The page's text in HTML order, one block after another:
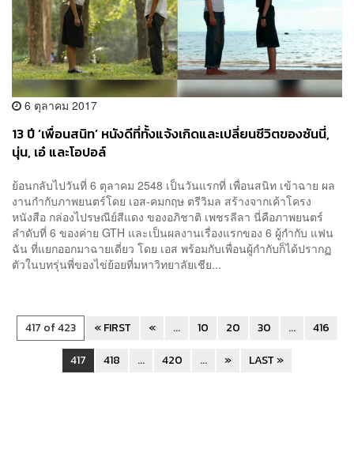
6 ตุลาคม 2017
13 ปี ‘เพื่อนสนิท’ หนังดีที่ทั้งแจ้งเกิดและเปลี่ยนชีวิตของซันนี่,
นุ่น, เอ๋ และโอปอล์
ย้อนกลับไปวันที่ 6 ตุลาคม 2548 เป็นวันแรกที่ เพื่อนสนิท เข้าฉาย ผล
งานกำกับภาพยนตร์โดย เอส-คมกฤษ ตรีวิมล สร้างจากเค้าโครง
หนังสือ กล่องไปรษณีย์สีแดง ของอภิชาติ เพชรลีลา นี่คือภาพยนตร์
ลำดับที่ 6 ของค่าย GTH และเป็นผลงานเรื่องแรกของ 6 ผู้กำกับ แฟน
ฉัน ที่แยกออกมาฉายเดี่ยว โดย เอส พร้อมกับเพื่อนผู้กำกับก็ได้ปรากฏ
ตัวในบทรุ่นพี่ของไข่ย้อยที่มหาวิทยาลัยเชีย...
417 of 423 « FIRST « ... 10 20 30 ...
416
417
418 ... 420 ... » LAST »